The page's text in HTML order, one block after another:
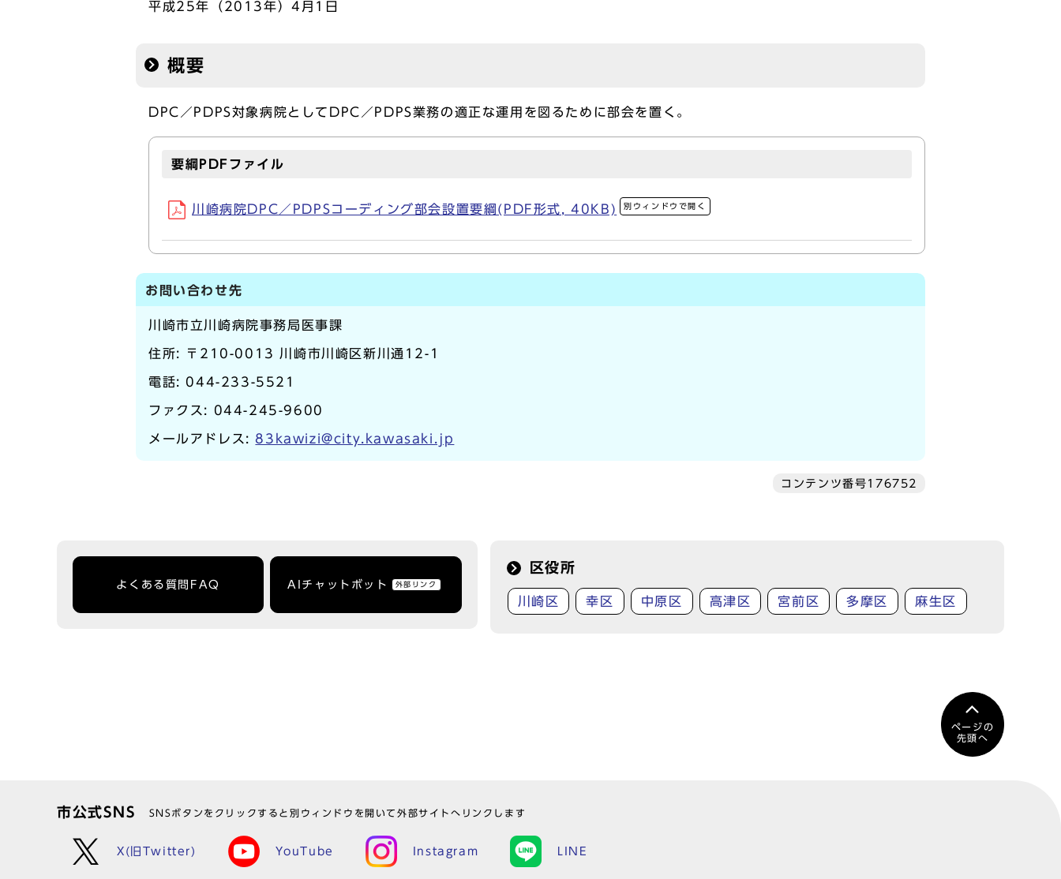
平成25年（2013年）4月1日
概要
DPC／PDPS対象病院としてDPC／PDPS業務の適正な運用を図るために部会を置く。
要綱PDFファイル
川崎病院DPC／PDPSコーディング部会設置要綱(PDF形式, 40KB) 別ウィンドウで開く
お問い合わせ先
川崎市立川崎病院事務局医事課
住所: 〒210-0013 川崎市川崎区新川通12-1
電話: 044-233-5521
ファクス: 044-245-9600
メールアドレス:83kawizi@city.kawasaki.jp
コンテンツ番号176752
よくある質問FAQ AIチャットボット 外部リンク
区役所
川崎区 幸区 中原区 高津区 宮前区 多摩区 麻生区
ページの
先頭へ
市公式SNS SNSボタンをクリックすると別ウィンドウを開いて外部サイトへリンクします
X(旧Twitter) YouTube Instagram LINE